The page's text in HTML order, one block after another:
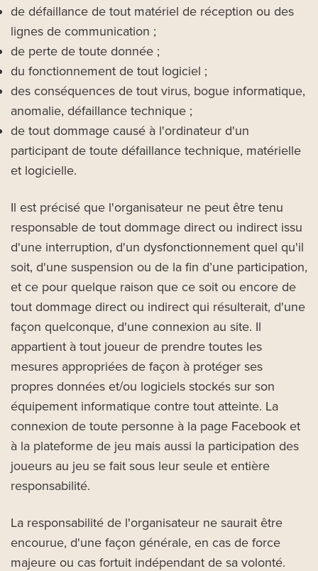
de défaillance de tout matériel de réception ou des
lignes de communication ;
de perte de toute donnée ;
du fonctionnement de tout logiciel ;
des conséquences de tout virus, bogue informatique,
anomalie, défaillance technique ;
de tout dommage causé à l'ordinateur d'un
participant de toute défaillance technique, matérielle
et logicielle.
Il est précisé que l'organisateur ne peut être tenu
responsable de tout dommage direct ou indirect issu
d'une interruption, d'un dysfonctionnement quel qu'il
soit, d'une suspension ou de la fin d’une participation,
et ce pour quelque raison que ce soit ou encore de
tout dommage direct ou indirect qui résulterait, d'une
façon quelconque, d'une connexion au site. Il
appartient à tout joueur de prendre toutes les
mesures appropriées de façon à protéger ses
propres données et/ou logiciels stockés sur son
équipement informatique contre tout atteinte. La
connexion de toute personne à la page Facebook et
à la plateforme de jeu mais aussi la participation des
joueurs au jeu se fait sous leur seule et entière
responsabilité.
La responsabilité de l'organisateur ne saurait être
encourue, d'une façon générale, en cas de force
majeure ou cas fortuit indépendant de sa volonté.